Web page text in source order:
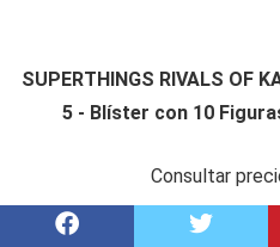
SUPERTHINGS RIVALS OF
5 - Blíster con 10
Consultar